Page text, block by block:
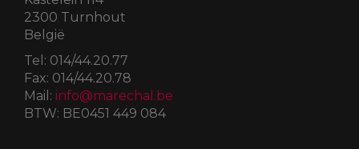
2300 Turnhout
België
Tel: 014/44.20.77
Fax: 014/44.20.78
Mail: info@marechal.be
BTW: BE0451 449 084